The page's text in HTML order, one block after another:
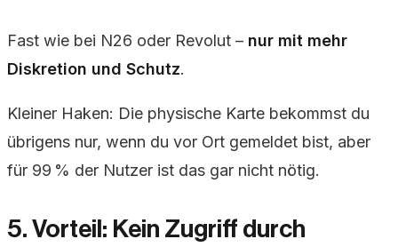
Fast wie bei N26 oder Revolut – nur mit mehr
Diskretion und Schutz.
Kleiner Haken: Die physische Karte bekommst du
übrigens nur, wenn du vor Ort gemeldet bist, aber
für 99 % der Nutzer ist das gar nicht nötig.
5. Vorteil: Kein Zugriff durch